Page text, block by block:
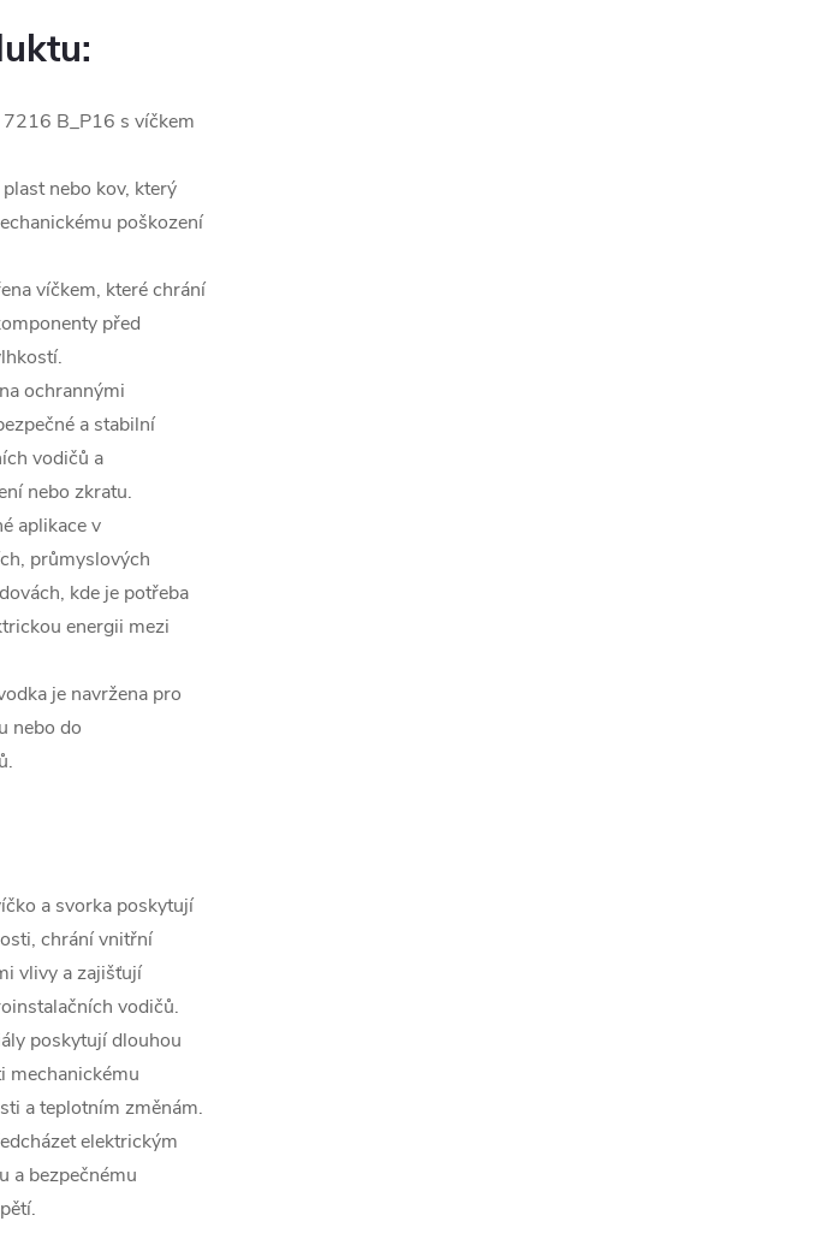
B_P16 s víčkem
nebo kov, který
poškození
víčkem, které chrání
před
ochrannými
a stabilní
vodičů a
nebo zkratu.
aplikace v
průmyslových
kde je potřeba
energii mezi
je navržena pro
nebo do
a svorka poskytují
chrání vnitřní
vlivy a zajišťují
vodičů.
poskytují dlouhou
mechanickému
a teplotním změnám.
elektrickým
a bezpečnému